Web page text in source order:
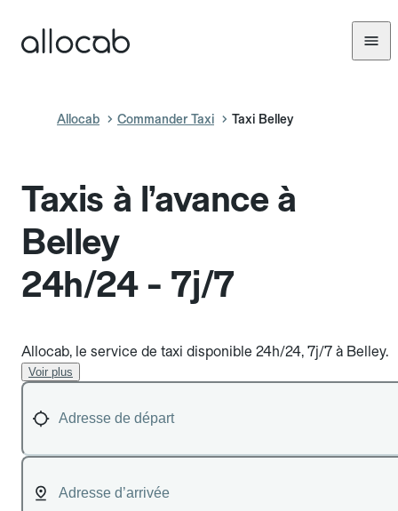
Allocab Commander Taxi Taxi Belley
Taxis à l’avance à
Belley
24h/24 - 7j/7
Allocab, le service de taxi disponible 24h/24, 7j/7 à Belley.
Voir plus